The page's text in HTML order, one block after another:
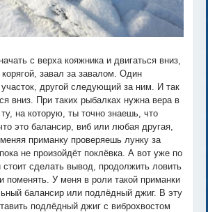
с верха кояжника и двигаться вниз,
корягой, завал за завалом. Один
другой следующий за ним. И так
вниз. При таких рыбалках нужна вера в
на которую, ты точно знаешь, что
это балансир, виб или любая другая,
приманку проверяешь лунку за
не произойдёт поклёвка. А вот уже по
стоит сделать вывод, продолжить ловить
поменять. У меня в роли такой приманки
балансир или подлёдный джиг. В эту
подлёдный джиг с виброхвостом